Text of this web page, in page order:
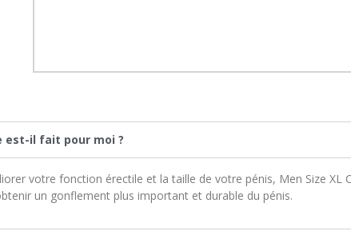
est-il fait pour moi ?
votre fonction érectile et la taille de votre pénis, Men Size
un gonflement plus important et durable du pénis.